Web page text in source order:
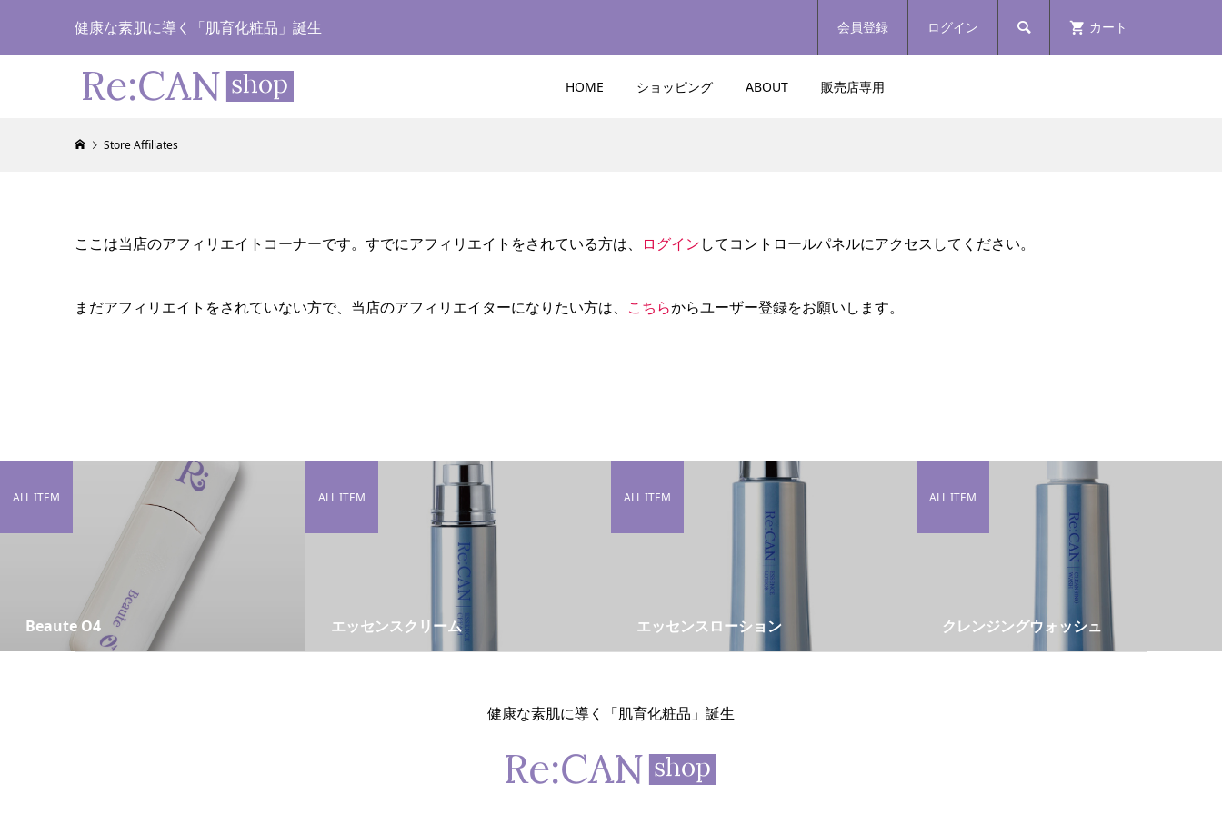
健康な素肌に導く「肌育化粧品」誕生 会員登録 ログイン  カート
HOME ショッピング ABOUT 販売店専用
Store Affiliates
ここは当店のアフィリエイトコーナーです。すでにアフィリエイトをされている方は、 ログインしてコントロールパネルにアクセスしてください。
まだアフィリエイトをされていない方で、当店のアフィリエイターになりたい方は、 こちらからユーザー登録をお願いします。
Beaute O4
ALL ITEM
エッセンスクリーム
ALL ITEM
エッセンスローション
ALL ITEM
クレンジングウォッシュ
ALL ITEM
健康な素肌に導く「肌育化粧品」誕生